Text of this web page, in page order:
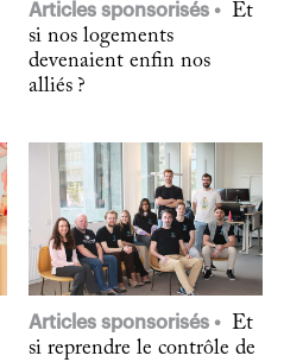
Articles sponsorisés
Et
si nos logements
devenaient enfin nos
alliés ?
Articles sponsorisés
Et
si reprendre le contrôle de